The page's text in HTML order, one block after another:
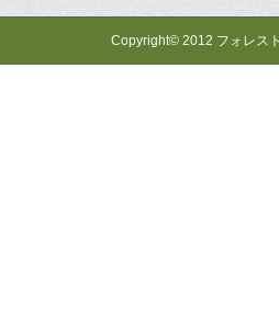
Copyright© 2012 フォレス